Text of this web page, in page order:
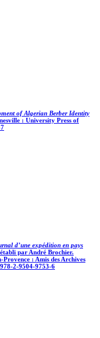
of Algerian Berber Identity
: University Press of
d’une expédition en pays
par André Brochier.
: Amis des Archives
2-9504-9753-6